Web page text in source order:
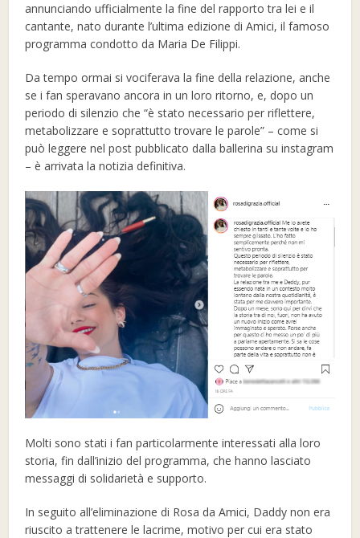
annunciando ufficialmente la fine del rapporto tra lei e il
cantante, nato durante l’ultima edizione di Amici, il famoso
programma condotto da Maria De Filippi.
Da tempo ormai si vociferava la fine della relazione, anche
se i fan speravano ancora in un loro ritorno, e, dopo un
periodo di silenzio che “è stato necessario per riflettere,
metabolizzare e soprattutto trovare le parole” – come si
può leggere nel post pubblicato dalla ballerina su instagram
– è arrivata la notizia definitiva.
Molti sono stati i fan particolarmente interessati alla loro
storia, fin dall’inizio del programma, che hanno lasciato
messaggi di solidarietà e supporto.
In seguito all’eliminazione di Rosa da Amici, Daddy non era
riuscito a trattenere le lacrime, motivo per cui era stato